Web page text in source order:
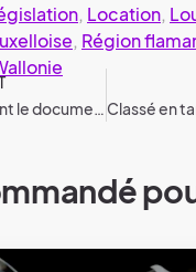
, Location,
, Région
Que contient le document de politique du logement flamand 2024-2029 ?